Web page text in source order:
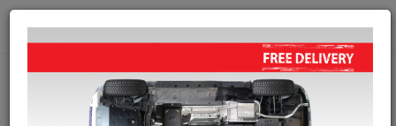
info@protectionsousmoteur.eu